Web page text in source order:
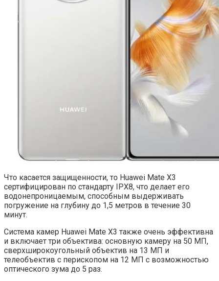
Что касается защищенности, то Huawei Mate X3
сертифицирован по стандарту IPX8, что делает его
водонепроницаемым, способным выдерживать
погружение на глубину до 1,5 метров в течение 30
минут.
Система камер Huawei Mate X3 также очень эффективна
и включает три объектива: основную камеру на 50 МП,
сверхширокоугольный объектив на 13 МП и
телеобъектив с перископом на 12 МП с возможностью
оптического зума до 5 раз.